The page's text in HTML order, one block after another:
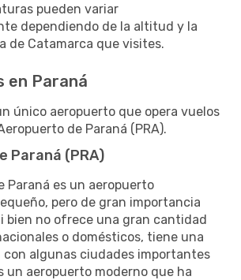
pueden variar
dependiendo de la altitud y la
de Catamarca que visites.
en Paraná
único aeropuerto que opera vuelos
de Paraná (PRA).
Paraná (PRA)
Paraná es un aeropuerto
pero de gran importancia
bien no ofrece una gran cantidad
o domésticos, tiene una
con algunas ciudades importantes
un aeropuerto moderno que ha